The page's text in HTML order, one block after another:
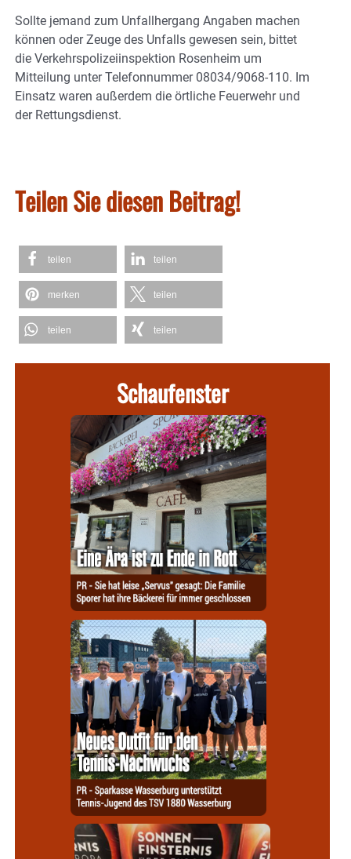
Sollte jemand zum Unfallhergang Angaben machen
können oder Zeuge des Unfalls gewesen sein, bittet
die Verkehrspolizeiinspektion Rosenheim um
Mitteilung unter Telefonnummer 08034/9068-110. Im
Einsatz waren außerdem die örtliche Feuerwehr und
der Rettungsdienst.
Teilen Sie diesen Beitrag!
teilen teilen
merken teilen
teilen teilen
Schaufenster